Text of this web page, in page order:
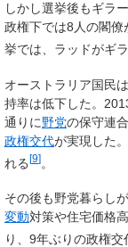
しかし選挙後もギラ
政権下では8人の閣
挙では、ラッドがギ
オーストラリア国民
持率は低下した。
通りに野党の保守連
政権交代が実現した
れる[9]。
その後も野党暮らし
変動対策や住宅価格
り、9年ぶりの政権交